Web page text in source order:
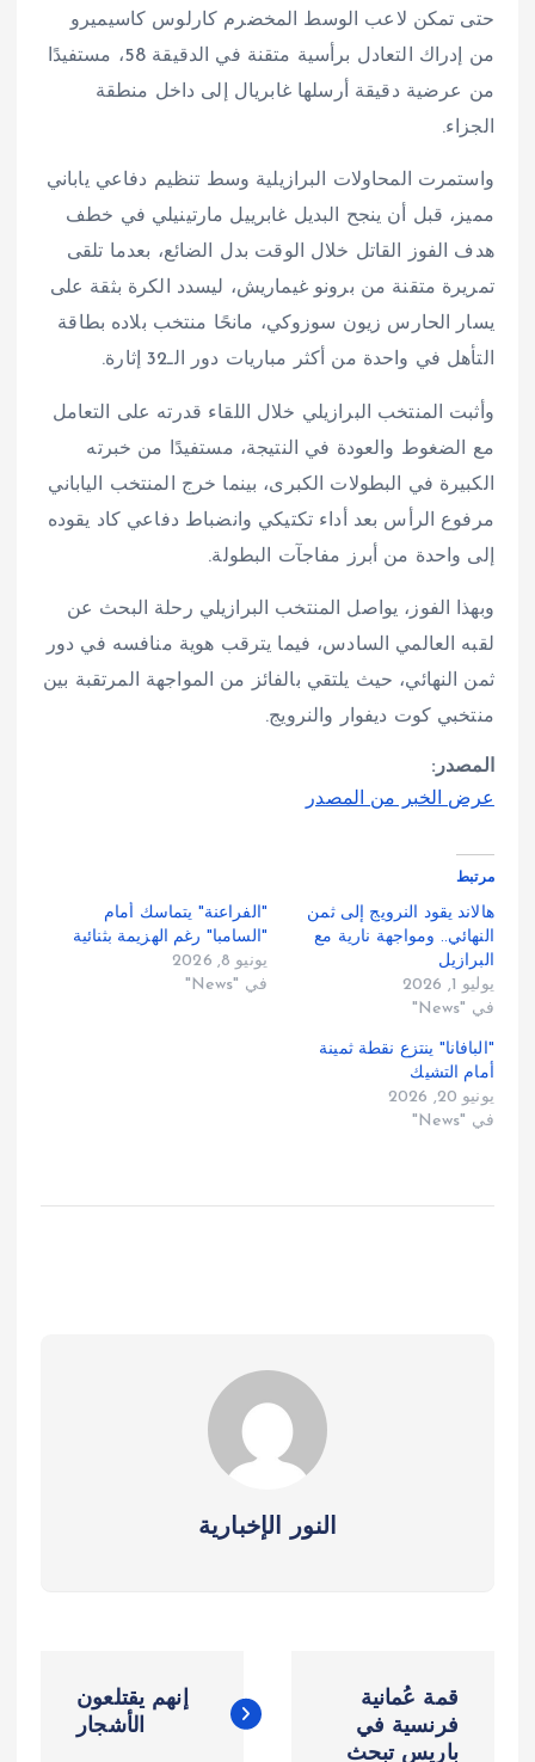
حتى تمكن لاعب الوسط المخضرم كارلوس كاسيميرو
من إدراك التعادل برأسية متقنة في الدقيقة 58، مستفيدًا
من عرضية دقيقة أرسلها غابريال إلى داخل منطقة
الجزاء.
واستمرت المحاولات البرازيلية وسط تنظيم دفاعي ياباني
مميز، قبل أن ينجح البديل غابرييل مارتينيلي في خطف
هدف الفوز القاتل خلال الوقت بدل الضائع، بعدما تلقى
تمريرة متقنة من برونو غيماريش، ليسدد الكرة بثقة على
يسار الحارس زيون سوزوكي، مانحًا منتخب بلاده بطاقة
التأهل في واحدة من أكثر مباريات دور الـ32 إثارة.
وأثبت المنتخب البرازيلي خلال اللقاء قدرته على التعامل
مع الضغوط والعودة في النتيجة، مستفيدًا من خبرته
الكبيرة في البطولات الكبرى، بينما خرج المنتخب الياباني
مرفوع الرأس بعد أداء تكتيكي وانضباط دفاعي كاد يقوده
إلى واحدة من أبرز مفاجآت البطولة.
وبهذا الفوز، يواصل المنتخب البرازيلي رحلة البحث عن
لقبه العالمي السادس، فيما يترقب هوية منافسه في دور
ثمن النهائي، حيث يلتقي بالفائز من المواجهة المرتقبة بين
منتخبي كوت ديفوار والنرويج.
المصدر:
عرض الخبر من المصدر
مرتبط
هالاند يقود النرويج إلى ثمن
النهائي.. ومواجهة نارية مع
البرازيل
يوليو 1, 2026
في "News"
"الفراعنة" يتماسك أمام
"السامبا" رغم الهزيمة بثنائية
يونيو 8, 2026
في "News"
"البافانا" ينتزع نقطة ثمينة
أمام التشيك
يونيو 20, 2026
في "News"
النور الإخبارية
ص
قمة عُمانية
فرنسية في
باريس تبحث
إنهم يقتلعون
الأشجار